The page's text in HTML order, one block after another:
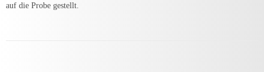
auf die Probe gestellt.